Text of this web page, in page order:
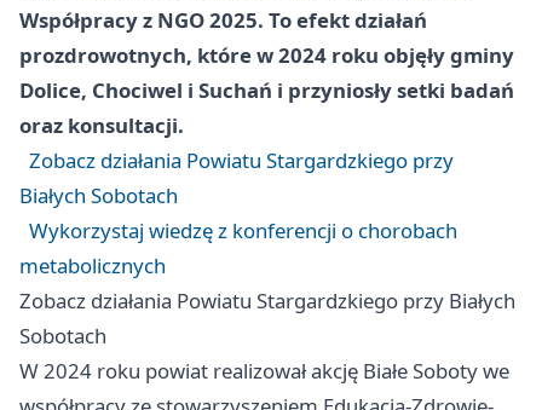
Współpracy z NGO 2025. To efekt działań
prozdrowotnych, które w 2024 roku objęły gminy
Dolice, Chociwel i Suchań i przyniosły setki badań
oraz konsultacji.
Zobacz działania Powiatu Stargardzkiego przy
Białych Sobotach
Wykorzystaj wiedzę z konferencji o chorobach
metabolicznych
Zobacz działania Powiatu Stargardzkiego przy Białych
Sobotach
W 2024 roku powiat realizował akcję Białe Soboty we